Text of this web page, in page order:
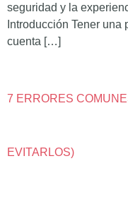
seguridad y la
Introducción Tener
cuenta […]
7 ERRORES
EVITARLOS)